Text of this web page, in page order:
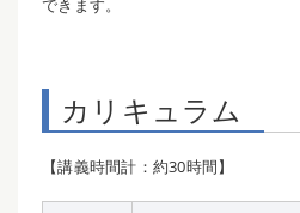
できます。
カリキュラム
【講義時間計：約30時間】